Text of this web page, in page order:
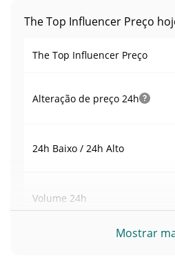
The Top Influencer Preço
The Top Influencer Preço
Alteração de preço 24h
24h Baixo / 24h Alto
Volume 24h
Volume / Limite de
Mostrar